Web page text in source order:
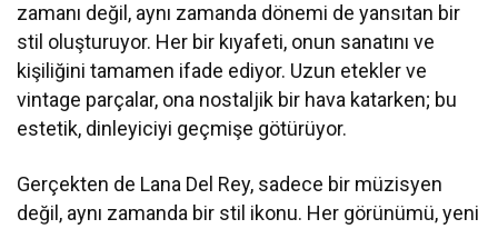
zamanı değil, aynı zamanda dönemi de yansıtan bir
stil oluşturuyor. Her bir kıyafeti, onun sanatını ve
kişiliğini tamamen ifade ediyor. Uzun etekler ve
vintage parçalar, ona nostaljik bir hava katarken; bu
estetik, dinleyiciyi geçmişe götürüyor.
Gerçekten de Lana Del Rey, sadece bir müzisyen
değil, aynı zamanda bir stil ikonu. Her görünümü, yeni